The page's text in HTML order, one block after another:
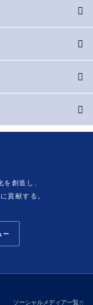
創造し、
貢献する。
ー
ソーシャルメディア一覧